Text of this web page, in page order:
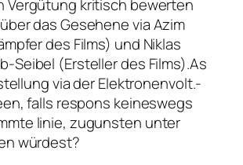
Vergütung kritisch bewerten
das Gesehene via Azim
des Films) und Niklas
Seibel (Ersteller des Films).As
via der Elektronenvolt.-
falls respons keineswegs
linie, zugunsten unter
würdest?